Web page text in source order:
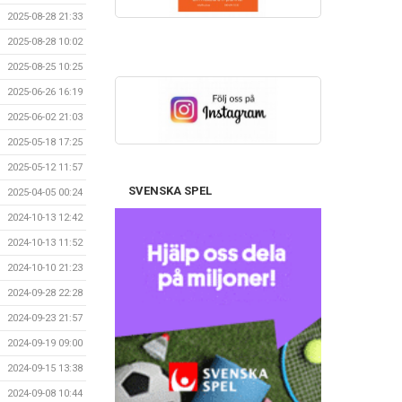
2025-08-28 21:33
2025-08-28 10:02
2025-08-25 10:25
2025-06-26 16:19
2025-06-02 21:03
2025-05-18 17:25
2025-05-12 11:57
2025-04-05 00:24
2024-10-13 12:42
2024-10-13 11:52
2024-10-10 21:23
2024-09-28 22:28
2024-09-23 21:57
2024-09-19 09:00
2024-09-15 13:38
2024-09-08 10:44
SVENSKA SPEL